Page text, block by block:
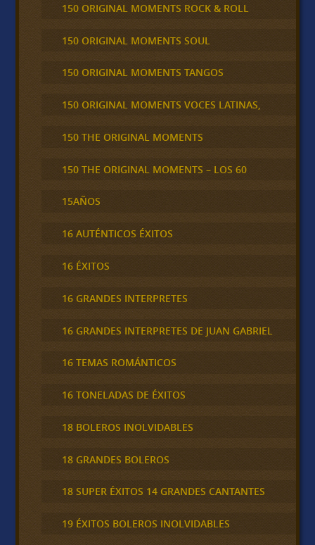
150 ORIGINAL MOMENTS ROCK & ROLL
150 ORIGINAL MOMENTS SOUL
150 ORIGINAL MOMENTS TANGOS
150 ORIGINAL MOMENTS VOCES LATINAS,
150 THE ORIGINAL MOMENTS
150 THE ORIGINAL MOMENTS – LOS 60
15AÑOS
16 AUTÉNTICOS ÉXITOS
16 ÉXITOS
16 GRANDES INTERPRETES
16 GRANDES INTERPRETES DE JUAN GABRIEL
16 TEMAS ROMÁNTICOS
16 TONELADAS DE ÉXITOS
18 BOLEROS INOLVIDABLES
18 GRANDES BOLEROS
18 SUPER ÉXITOS 14 GRANDES CANTANTES
19 ÉXITOS BOLEROS INOLVIDABLES